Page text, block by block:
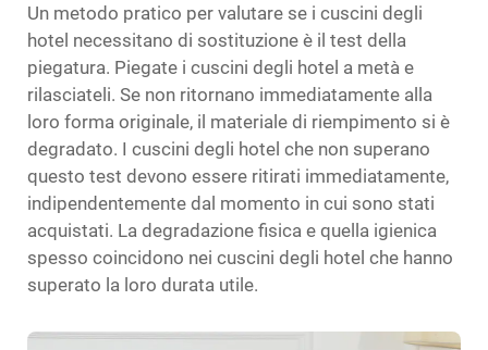
Un metodo pratico per valutare se i cuscini degli
hotel necessitano di sostituzione è il test della
piegatura. Piegate i cuscini degli hotel a metà e
rilasciateli. Se non ritornano immediatamente alla
loro forma originale, il materiale di riempimento si è
degradato. I cuscini degli hotel che non superano
questo test devono essere ritirati immediatamente,
indipendentemente dal momento in cui sono stati
acquistati. La degradazione fisica e quella igienica
spesso coincidono nei cuscini degli hotel che hanno
superato la loro durata utile.